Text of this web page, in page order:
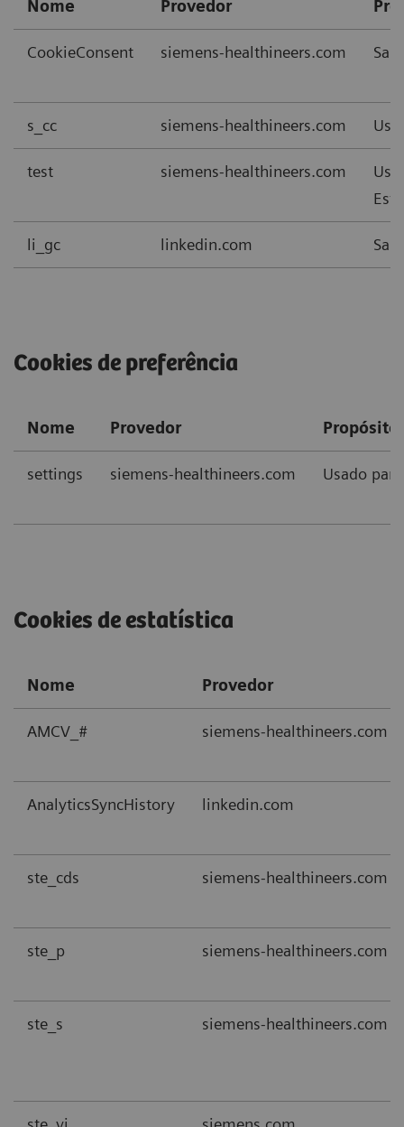
Nome Provedor
CookieConsent siemens-healthineers.com
s_cc siemens-healthineers.com
test siemens-healthineers.com
li_gc linkedin.com
Cookies de preferência
Nome Provedor Propósito
settings siemens-healthineers.com Usado
Cookies de estatística
Nome Provedor
AMCV_# siemens-healthineers.com
AnalyticsSyncHistory linkedin.com
ste_cds siemens-healthineers.com
ste_p siemens-healthineers.com
ste_s siemens-healthineers.com